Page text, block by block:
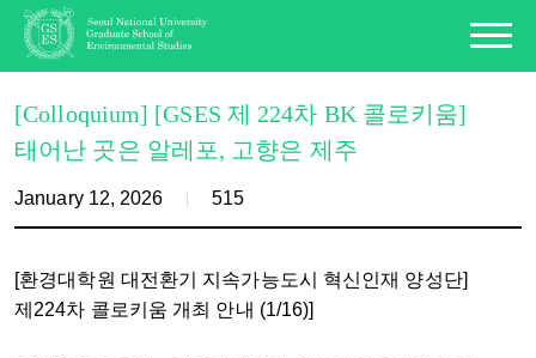
[Colloquium] [GSES 제 224차 BK 콜로키움]
태어난 곳은 알레포, 고향은 제주
January 12, 2026 515
[환경대학원 대전환기 지속가능도시 혁신인재 양성단]
제224차 콜로키움 개최 안내 (1/16)]